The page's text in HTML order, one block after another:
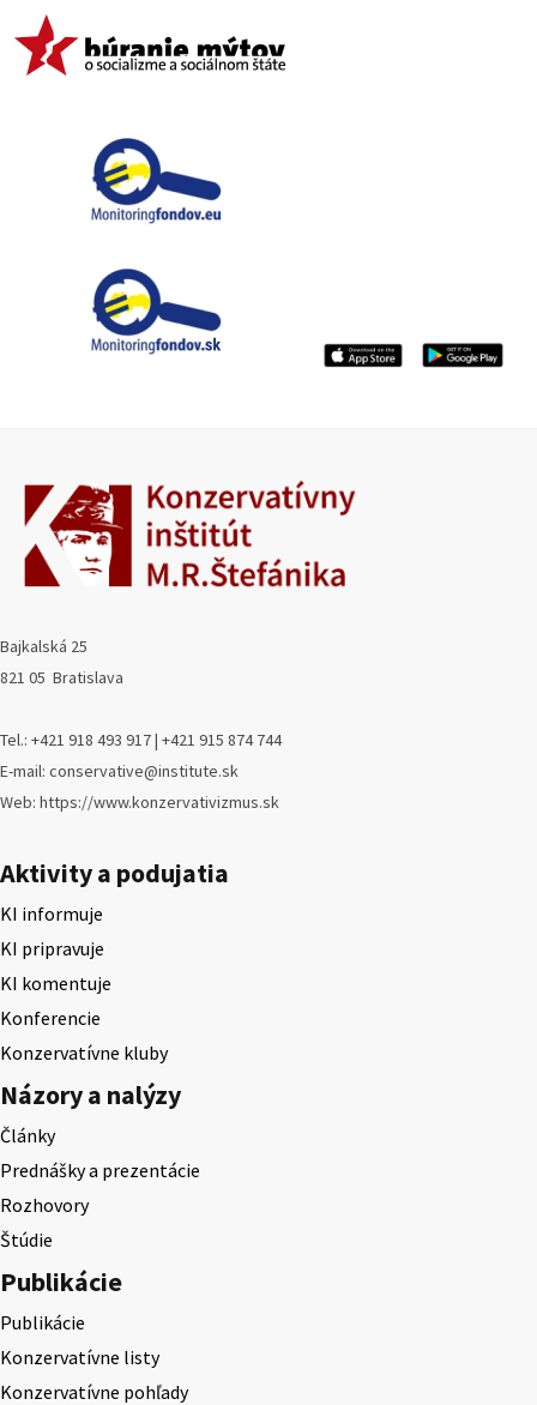
Bajkalská 25
821 05 Bratislava
Tel.: +421 918 493 917 | +421 915 874 744
E-mail: conservative@institute.sk
Web: https://www.konzervativizmus.sk
Aktivity a podujatia
KI informuje
KI pripravuje
KI komentuje
Konferencie
Konzervatívne kluby
Názory a nalýzy
Články
Prednášky a prezentácie
Rozhovory
Štúdie
Publikácie
Publikácie
Konzervatívne listy
Konzervatívne pohľady